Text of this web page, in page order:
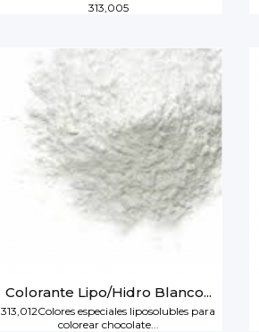
313,005
Colorante Lipo/Hidro Blanco...
313,012Colores especiales liposolubles para
colorear chocolate...